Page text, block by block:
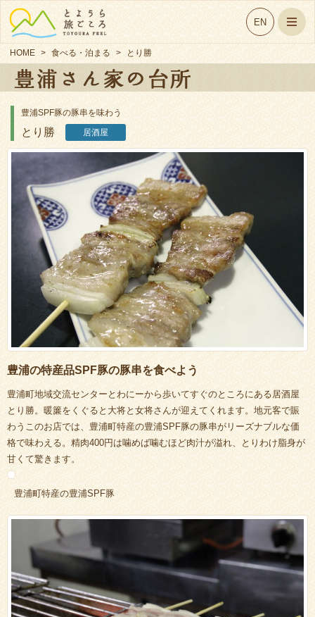
EN
HOME > 食べる・泊まる > とり勝
豊浦SPF豚の豚串を味わう
とり勝 居酒屋
豊浦の特産品SPF豚の豚串を食べよう
豊浦町地域交流センターとわにーから歩いてすぐのところにある居酒屋
とり勝。暖簾をくぐると大将と女将さんが迎えてくれます。地元客で賑
わうこのお店では、豊浦町特産の豊浦SPF豚の豚串がリーズナブルな価
格で味わえる。精肉400円は噛めば噛むほど肉汁が溢れ、とりわけ脂身が
甘くて驚きます。
豊浦町特産の豊浦SPF豚